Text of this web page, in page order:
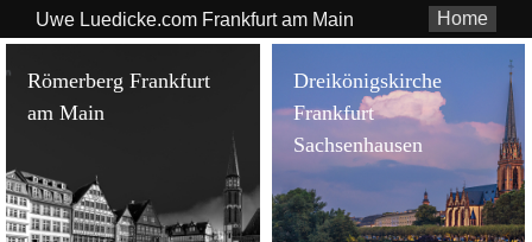
Home
Uwe Luedicke.com Frankfurt am Main
Römerberg Frankfurt
am Main
Dreikönigskirche
Frankfurt
Sachsenhausen